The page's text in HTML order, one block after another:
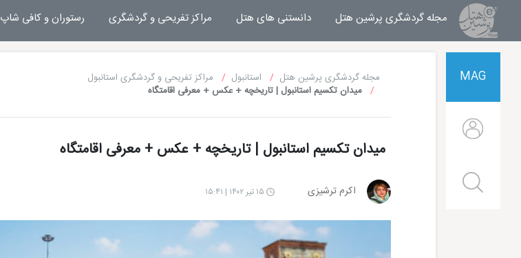
مجله گردشگری پرشین هتل مجله خبری پرشین هتل
دانستنی های هتل مراکز تفریحی و گردشگری رستوران و کافی شاپ
MAG مجله گردشگری پرشین هتل استانبول
مراکز تفریحی و گردشگری استانبول
میدان تکسیم استانبول | تاریخچه + عکس + معرفی اقامتگاه
میدان تکسیم استانبول | تاریخچه + عکس + معرفی اقامتگاه
اکرم ترشیزی ۱۵ تیر ۱۴۰۲ | ۱۵:۴۱